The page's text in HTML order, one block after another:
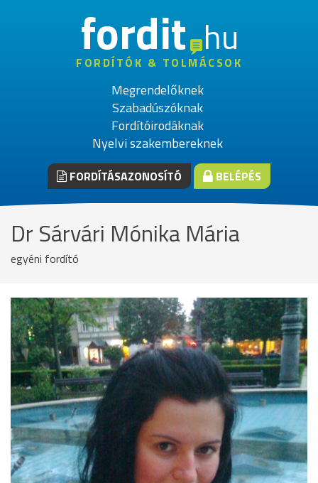
fordithu
FORDÍTÓK & TOLMÁCSOK
Megrendelőknek
Szabadúszóknak
Fordítóirodáknak
Nyelvi szakembereknek
FORDÍTÁSAZONOSÍTÓ BELÉPÉS
Dr Sárvári Mónika Mária
egyéni fordító